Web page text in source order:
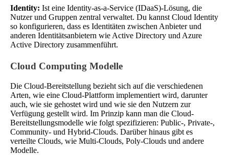
Identity: Ist eine Identity-as-a-Service (IDaaS)-Lösung, die
Nutzer und Gruppen zentral verwaltet. Du kannst Cloud Identity
so konfigurieren, dass es Identitäten zwischen Anbieter und
anderen Identitätsanbietern wie Active Directory und Azure
Active Directory zusammenführt.
Cloud Computing Modelle
Die Cloud-Bereitstellung bezieht sich auf die verschiedenen
Arten, wie eine Cloud-Plattform implementiert wird, darunter
auch, wie sie gehostet wird und wie sie den Nutzern zur
Verfügung gestellt wird. Im Prinzip kann man die Cloud-
Bereitstellungsmodelle wie folgt spezifizieren: Public-, Private-,
Community- und Hybrid-Clouds. Darüber hinaus gibt es
verteilte Clouds, wie Multi-Clouds, Poly-Clouds und andere
Modelle.